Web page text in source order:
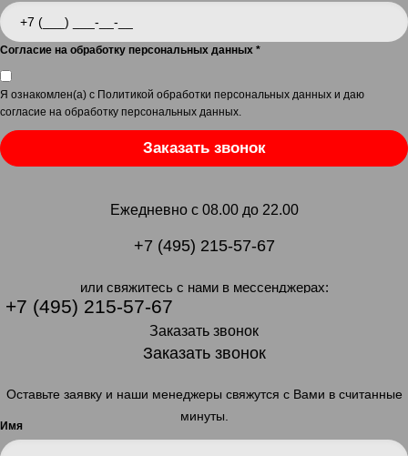
Согласие на обработку персональных данных *
Я ознакомлен(а) с Политикой обработки персональных данных и даю
согласие на обработку персональных данных
Заказать звонок
Ежедневно с 08.00 до 22.00
+7 (495) 215-57-67
или свяжитесь с нами в мессенджерах:
+7 (495) 215-57-67
Заказать звонок
Заказать звонок
Оставьте заявку и наши менеджеры свяжутся с Вами в считанные
минуты.
Имя